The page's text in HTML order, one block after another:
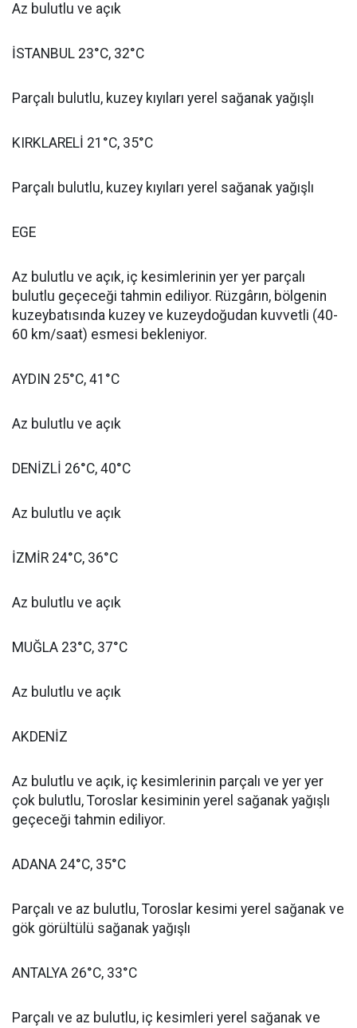
Az bulutlu ve açık
İSTANBUL 23°C, 32°C
Parçalı bulutlu, kuzey kıyıları yerel sağanak yağışlı
KIRKLARELİ 21°C, 35°C
Parçalı bulutlu, kuzey kıyıları yerel sağanak yağışlı
EGE
Az bulutlu ve açık, iç kesimlerinin yer yer parçalı
bulutlu geçeceği tahmin ediliyor. Rüzgârın, bölgenin
kuzeybatısında kuzey ve kuzeydoğudan kuvvetli (40-
60 km/saat) esmesi bekleniyor.
AYDIN 25°C, 41°C
Az bulutlu ve açık
DENİZLİ 26°C, 40°C
Az bulutlu ve açık
İZMİR 24°C, 36°C
Az bulutlu ve açık
MUĞLA 23°C, 37°C
Az bulutlu ve açık
AKDENİZ
Az bulutlu ve açık, iç kesimlerinin parçalı ve yer yer
çok bulutlu, Toroslar kesiminin yerel sağanak yağışlı
geçeceği tahmin ediliyor.
ADANA 24°C, 35°C
Parçalı ve az bulutlu, Toroslar kesimi yerel sağanak ve
gök görültülü sağanak yağışlı
ANTALYA 26°C, 33°C
Parçalı ve az bulutlu, iç kesimleri yerel sağanak ve